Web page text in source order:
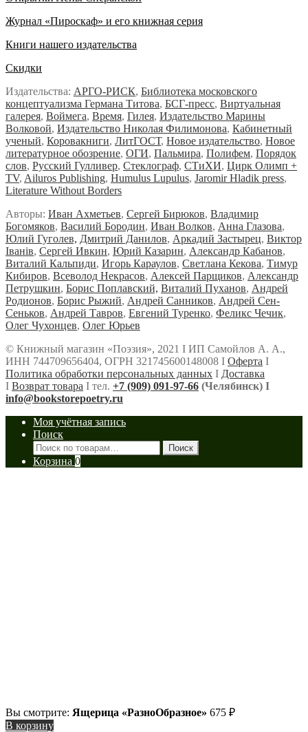
Журнал «Пироскаф» и его книжная серия
Книги нашего издательства
Скидки
Издательства: АРГО-РИСК, Библиотека московского
концептуализма Германа Титова, БСГ-пресс, Виртуальная
галерея, Воймега, Время, Гилея, Издательство Марины
Волковой, Издательство Николая Филимонова, Кабинетный
ученый, Коровакниги, ЛитГОСТ, Новое издательство, Новое
литературное обозрение, ОГИ, Пальмира, Полифем, Порядок
слов, Русский Гулливер, Стеклограф, СТиХИ, Цирк Олимп +
TV, Ailuros Publishing, Humulus Lupulus, Jaromir Hladik press,
Literature Without Borders
Авторы: Иван Ахметьев, Сергей Бирюков, Владимир
Богомяков, Василий Бородин, Иван Волков, Анна Глазова,
Юлий Гуголев, Дмитрий Данилов, Аркадий Застырец, Виктор
Iванiв, Сергей Ивкин, Юрий Казарин, Александр Кабанов,
Виталий Кальпиди, Игорь Караулов, Светлана Кекова, Тимур
Кибиров, Всеволод Некрасов, Алексей Парщиков, Александр
Петрушкин, Борис Поплавский, Виталий Пуханов, Андрей
Родионов, Борис Рыжий, Андрей Санников, Андрей Сен-
Сеньков, Андрей Тавров, Евгений Туренко, Феликс Чечик,
Олег Чухонцев, Олег Юрьев
© Книжный магазин «Поэзия», 2021 Ι ИП Самойлов А. А.,
ИНН 744709656404, ОГРН 321745600148008 Ι Оферта Ι
Политика обработки персональных данных Ι Доставка
Ι Возврат товара Ι тел. +7 (909) 091-97-66 (Челябинск) Ι
info@bookstorepoetry.ru
Моя учётная запись
Поиск
Искать:
Поиск
Корзина 0
Вы смотрите: Ящерица «РазноОбразное» 675 ₽
В корзину